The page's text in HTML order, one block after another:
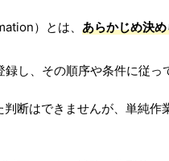
）とは、 あらかじめ決
し、その順序や条件に従っ
断はできませんが、単純作